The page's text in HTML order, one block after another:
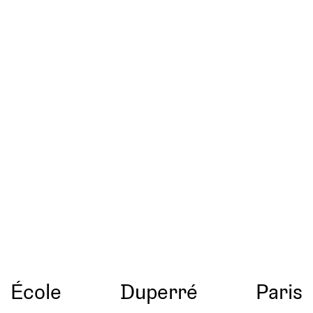
École Duperré Paris